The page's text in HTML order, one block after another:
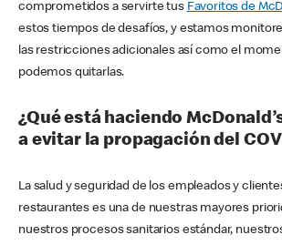
comprometidos a servirte tus Favoritos de
estos tiempos de desafíos, y estamos
las restricciones adicionales así como el
podemos quitarlas.
¿Qué está haciendo
a evitar la propagación del
La salud y seguridad de los empleados y
restaurantes es una de nuestras mayores
nuestros procesos sanitarios estándar,